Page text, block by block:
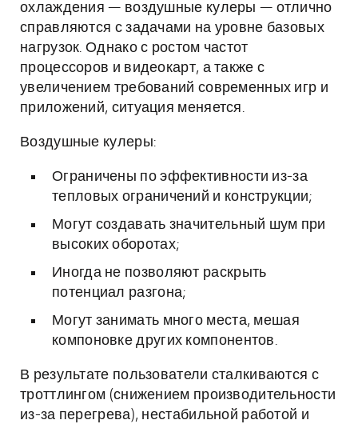
охлаждения — воздушные кулеры — отлично
справляются с задачами на уровне базовых
нагрузок. Однако с ростом частот
процессоров и видеокарт, а также с
увеличением требований современных игр и
приложений, ситуация меняется.
Воздушные кулеры:
Ограничены по эффективности из-за
тепловых ограничений и конструкции;
Могут создавать значительный шум при
высоких оборотах;
Иногда не позволяют раскрыть
потенциал разгона;
Могут занимать много места, мешая
компоновке других компонентов.
В результате пользователи сталкиваются с
троттлингом (снижением производительности
из-за перегрева), нестабильной работой и